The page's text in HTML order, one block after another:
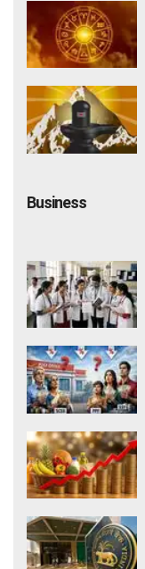
Business